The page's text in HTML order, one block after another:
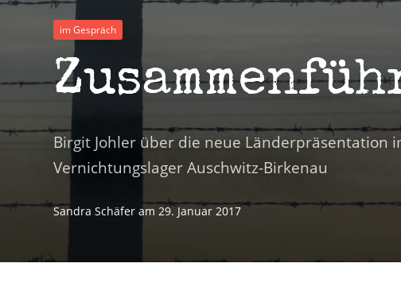
im Gespräch
Birgit Johler über die neue Länderpräsentation
Vernichtungslager Auschwitz-Birkenau
Sandra Schäferam 29. Januar 2017